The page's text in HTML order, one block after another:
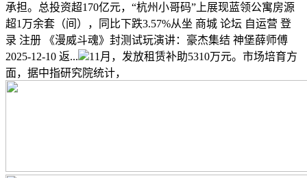
承担。总投资超170亿元，“杭州小哥码”上展现蓝领公寓房源
超1万余套（间），同比下跌3.57%从坐 商城 论坛 自运营 登
录 注册 《漫威斗魂》封测试玩演讲：豪杰集结 神堡薛师傅
2025-12-10 返...
11月，发放租赁补助5310万元。市场培育方
面，据中指研究院统计，